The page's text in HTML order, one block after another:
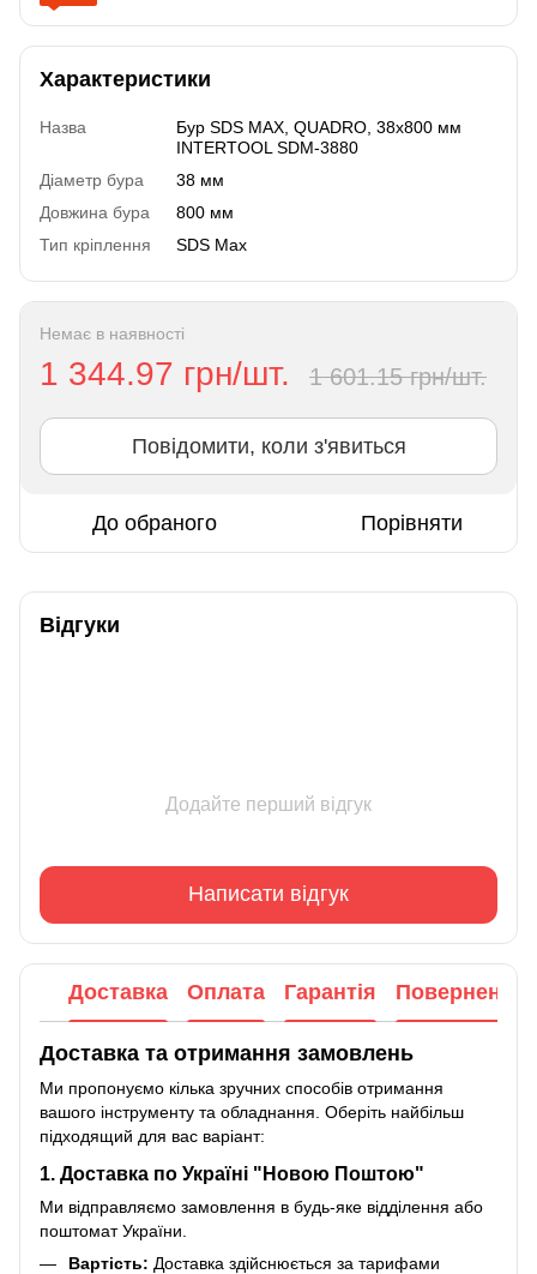
Характеристики
Назва
Бур SDS MAX, QUADRO, 38x800 мм
INTERTOOL SDM-3880
Діаметр бура
38 мм
Довжина бура
800 мм
Тип кріплення
SDS Max
Немає в наявності
1 344.97 грн/шт. 1 601.15 грн/шт.
Повідомити, коли з'явиться
До обраного Порівняти
Відгуки
Додайте перший відгук
Написати відгук
Доставка Оплата Гарантія Повернення
Доставка та отримання замовлень
Ми пропонуємо кілька зручних способів отримання
вашого інструменту та обладнання. Оберіть найбільш
підходящий для вас варіант:
1. Доставка по Україні "Новою Поштою"
Ми відправляємо замовлення в будь-яке відділення або
поштомат України.
Вартість: Доставка здійснюється за тарифами